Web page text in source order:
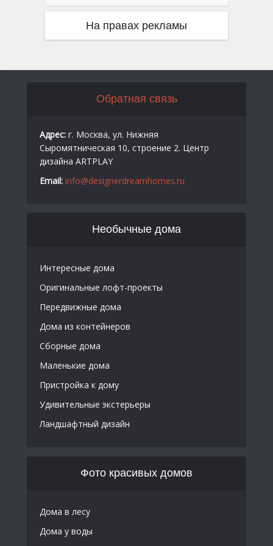
На правах рекламы
Обратная связь
Адрес: г. Москва, ул. Нижняя
Сыромятническая 10, строение 2. Центр
дизайна ARTPLAY
Email: info@designerdreamhomes.ru
Необычные дома
Интересные дома
Оригинальные лофт-проекты
Передвижные дома
Дома из контейнеров
Сборные дома
Маленькие дома
Пристройка к дому
Удивительные экстерьеры
Ландшафтный дизайн
Фото красивых домов
Дома в лесу
Дома у воды